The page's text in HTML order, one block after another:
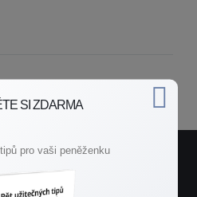
rychlou radu?
SI ZDARMA
pro vaši peněženku